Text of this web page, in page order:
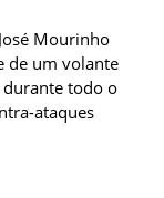
Mourinho
de um volante
durante todo o
ataques